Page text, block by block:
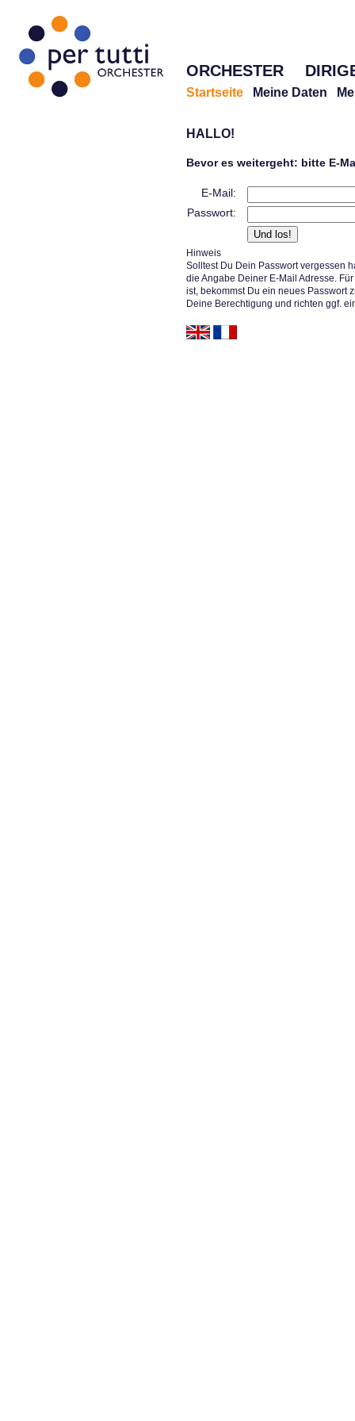
ORCHESTER
Startseite Meine Daten
HALLO!
Bevor es weitergeht: bitte E-
E-Mail:
Passwort:
Hinweis
Solltest Du Dein Passwort vergessen
die Angabe Deiner E-Mail Adresse.
ist, bekommst Du ein neues Passwort
Deine Berechtigung und richten ggf.